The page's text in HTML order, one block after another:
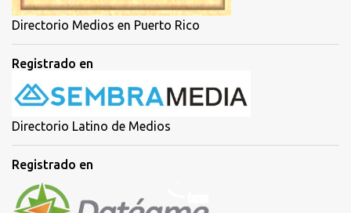
Directorio Medios en Puerto Rico
Registrado en
Directorio Latino de Medios
Registrado en